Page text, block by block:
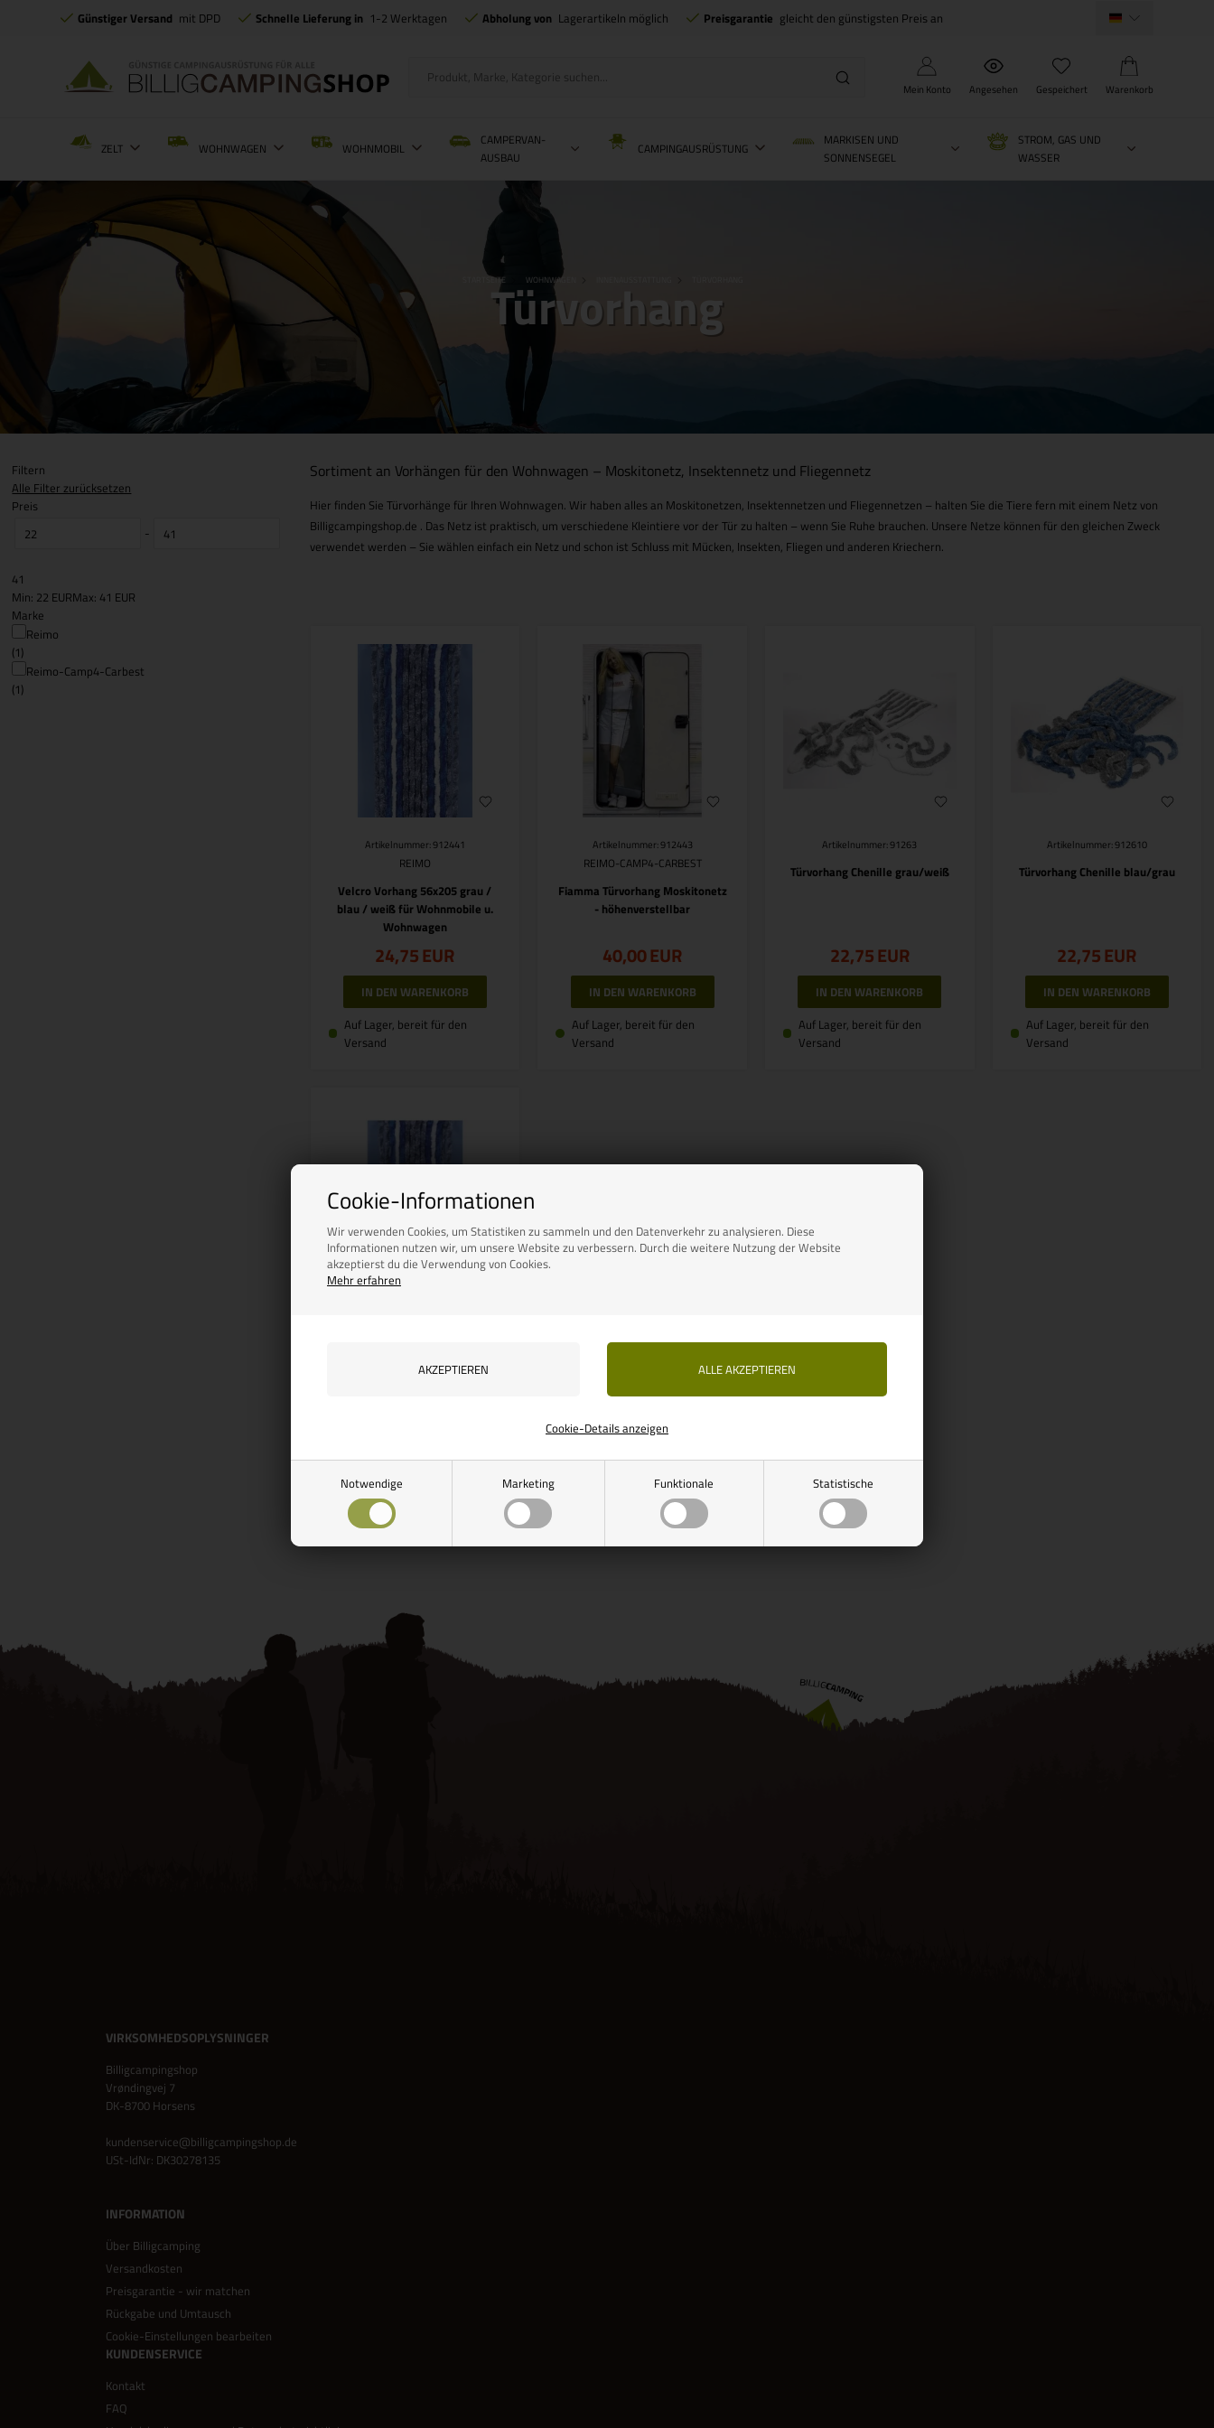
Cookie-Informationen
Wir verwenden Cookies, um Statistiken zu sammeln und den Datenverkehr zu analysieren. Diese
Informationen nutzen wir, um unsere Website zu verbessern. Durch die weitere Nutzung der Website
akzeptierst du die Verwendung von Cookies.
Mehr erfahren
Notwendige Marketing Funktionale Statistische
Cookie-Details anzeigen
Günstiger Versand mit DPD Schnelle Lieferung in 1-2 Werktagen Abholung von Lagerartikeln möglich Preisgarantie gleicht den günstigsten Preis an
Mein Konto Angesehen Gespeichert Warenkorb
ZELT WOHNWAGEN WOHNMOBIL
CAMPERVAN-
AUSBAU
CAMPINGAUSRÜSTUNG
MARKISEN UND
SONNENSEGEL
STROM, GAS UND
WASSER
STARTSEITE WOHNWAGEN
Türvorhang
Filtern
Alle Filter zurücksetzen
Preis
-
41
Min: 22 EURMax: 41 EUR
Marke
Reimo
(1)
Reimo-Camp4-Carbest
(1)
Sortiment an Vorhängen für den Wohnwagen – Moskitonetz, Insektennetz und Fliegennetz
Hier finden Sie Türvorhänge für Ihren Wohnwagen. Wir haben alles an Moskitonetzen, Insektennetzen und Fliegennetzen – halten Sie die Tiere fern mit einem Netz von
Billigcampingshop.de . Das Netz ist praktisch, um verschiedene Kleintiere vor der Tür zu halten – wenn Sie Ruhe brauchen. Unsere Netze können für den gleichen Zweck
verwendet werden – Sie wählen einfach ein Netz und schon ist Schluss mit Mücken, Insekten, Fliegen und anderen Kriechern.
Artikelnummer: 912441
REIMO
Velcro Vorhang 56x205 grau /
blau / weiß für Wohnmobile u.
Wohnwagen
24,75EUR
Auf Lager, bereit für den
Versand
Artikelnummer: 912443
REIMO-CAMP4-CARBEST
Fiamma Türvorhang Moskitonetz
- höhenverstellbar
40,00EUR
Auf Lager, bereit für den
Versand
Artikelnummer: 91263
Türvorhang Chenille grau/weiß
22,75EUR
Auf Lager, bereit für den
Versand
Artikelnummer: 912610
Türvorhang Chenille blau/grau
22,75EUR
Auf Lager, bereit für den
Versand
22,75EUR
Versand
VIRKSOMHEDSOPLYSNINGER
Billigcampingshop
Vrøndingvej 7
DK-8700 Horsens
kundenservice@billigcampingshop.de
USt-IdNr: DK30278135
INFORMATION
Über Billigcamping
Versandkosten
Preisgarantie - wir matchen
Rückgabe und Umtausch
Cookie-Einstellungen bearbeiten
KUNDENSERVICE
Kontakt
FAQ